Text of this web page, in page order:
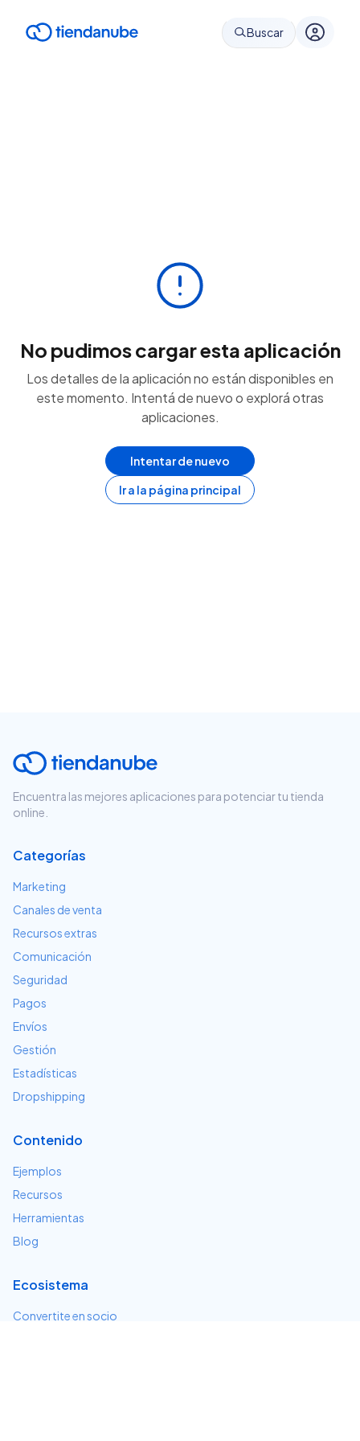
Buscar
No pudimos cargar esta aplicación
Los detalles de la aplicación no están disponibles en
este momento. Intentá de nuevo o explorá otras
aplicaciones.
Intentar de nuevo
Ir a la página principal
Encuentra las mejores aplicaciones para potenciar tu tienda
online.
Categorías
Marketing
Canales de venta
Recursos extras
Comunicación
Seguridad
Pagos
Envíos
Gestión
Estadísticas
Dropshipping
Contenido
Ejemplos
Recursos
Herramientas
Blog
Ecosistema
Convertite en socio